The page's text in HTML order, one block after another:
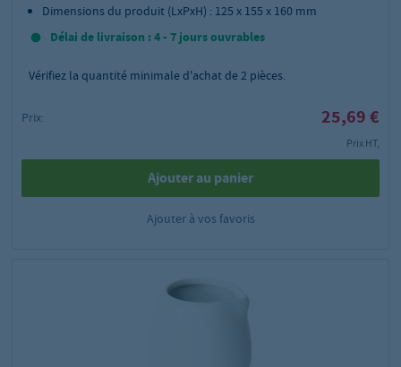
Dimensions du produit (LxPxH) : 125 x 155 x 160 mm
Délai de livraison : 4 - 7 jours ouvrables
Vérifiez la quantité minimale d'achat de2 pièces.
Prix: 25,69 €
Prix HT,
Ajouter au panier
Ajouter à vos favoris